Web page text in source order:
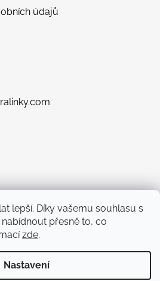
lepší. Díky vašemu souhlasu s
přesně to, co
zde.
Nastavení
u údajů